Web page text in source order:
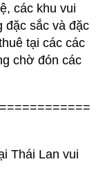
các khu vui
đặc sắc và đặc
tại các các
chờ đón các
Thái Lan vui